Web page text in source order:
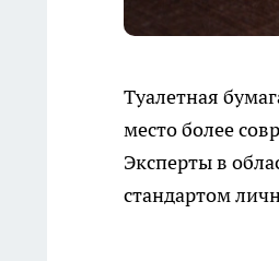
Туалетная
место более
Эксперты в
стандартом